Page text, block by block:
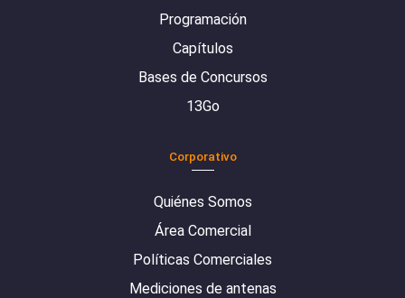
Programación
Capítulos
Bases de Concursos
13Go
Corporativo
Quiénes Somos
Área Comercial
Políticas Comerciales
Mediciones de antenas